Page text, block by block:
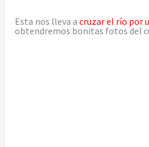
Esta nos lleva a cruzar el río por
obtendremos bonitas fotos del